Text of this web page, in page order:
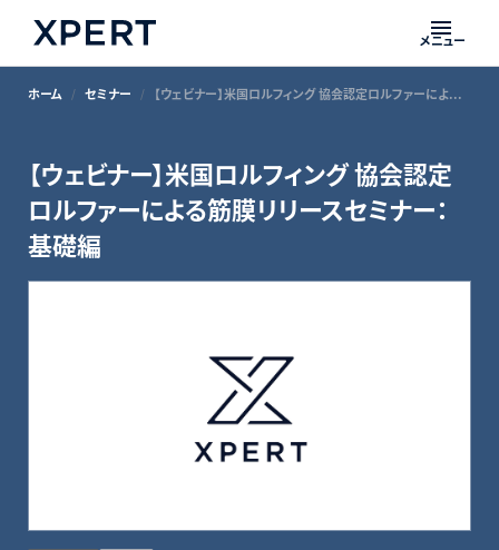
メニュー
ホーム セミナー 【ウェビナー】米国ロルフィング 協会認定ロルファーによる筋膜リリースセミナー：基礎編
【ウェビナー】米国ロルフィング 協会認定
ロルファーによる筋膜リリースセミナー：
基礎編